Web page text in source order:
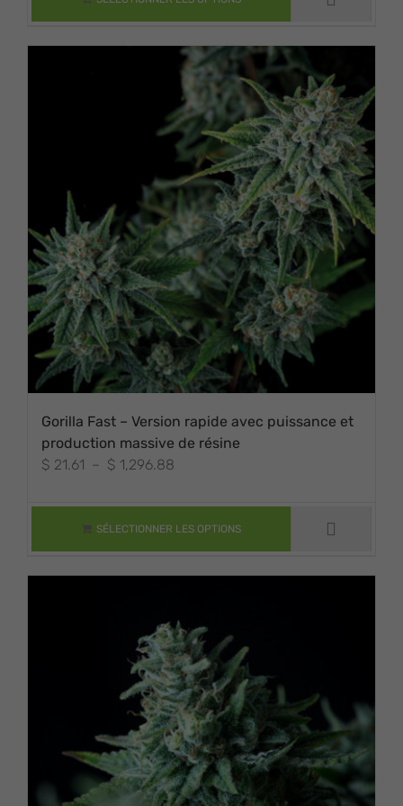
à
$ 1,296.88
PEUVENT ÊTRE
CHOISIES SUR LA
Gorilla Fast – Version rapide avec puissance et
production massive de résine
$ 21.61 – $ 1,296.88
prix :
$ 21.61
à
$ 1,296.88
SÉLECTIONNER LES OPTIONS
CE PRODUIT A
VARIATIONS. LES
PEUVENT ÊTRE
CHOISIES SUR LA